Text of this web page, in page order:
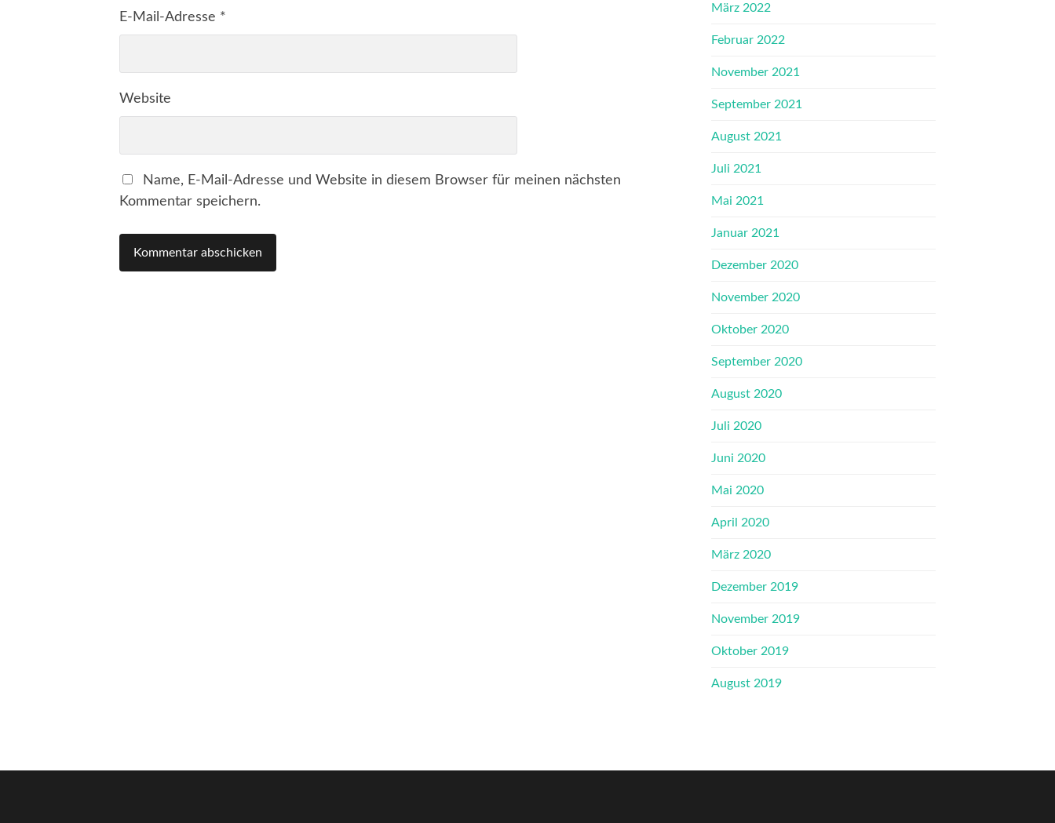
E-Mail-Adresse *
Website
Name, E-Mail-Adresse und Website in diesem Browser für meinen nächsten
Kommentar speichern.
März 2022
Februar 2022
November 2021
September 2021
August 2021
Juli 2021
Mai 2021
Januar 2021
Dezember 2020
November 2020
Oktober 2020
September 2020
August 2020
Juli 2020
Juni 2020
Mai 2020
April 2020
März 2020
Dezember 2019
November 2019
Oktober 2019
August 2019